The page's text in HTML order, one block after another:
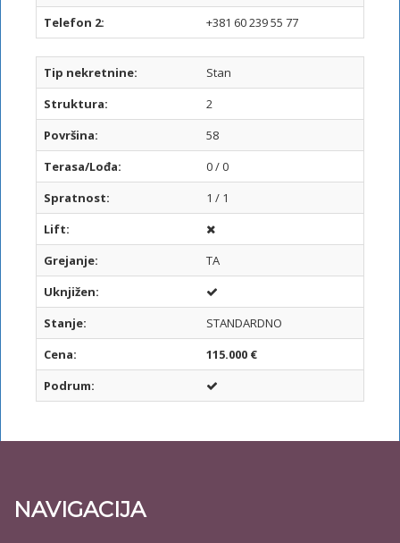
Telefon 2:
+381 60 239 55 77
Tip nekretnine:
Stan
Struktura:
2
Površina:
58
Terasa/Lođa:
0 / 0
Spratnost:
1 / 1
Lift:
Grejanje:
TA
Uknjižen:
Stanje:
STANDARDNO
Cena:
115.000 €
Podrum:
NAVIGACIJA